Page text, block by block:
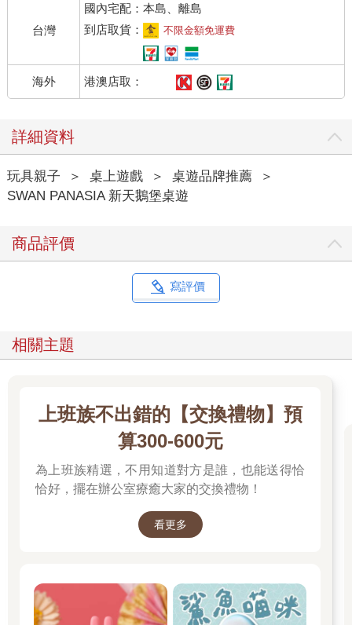
台灣
國內宅配：本島、離島
到店取貨：
不限金額免運費
海外 港澳店取：
詳細資料
玩具親子 ＞ 桌上遊戲 ＞ 桌遊品牌推薦
＞
SWAN PANASIA 新天鵝堡桌遊
商品評價
寫評價
相關主題
上班族不出錯的【交換禮物】預
算300-600元
為上班族精選，不用知道對方是誰，也能送得恰
恰好，擺在辦公室療癒大家的交換禮物！
看更多